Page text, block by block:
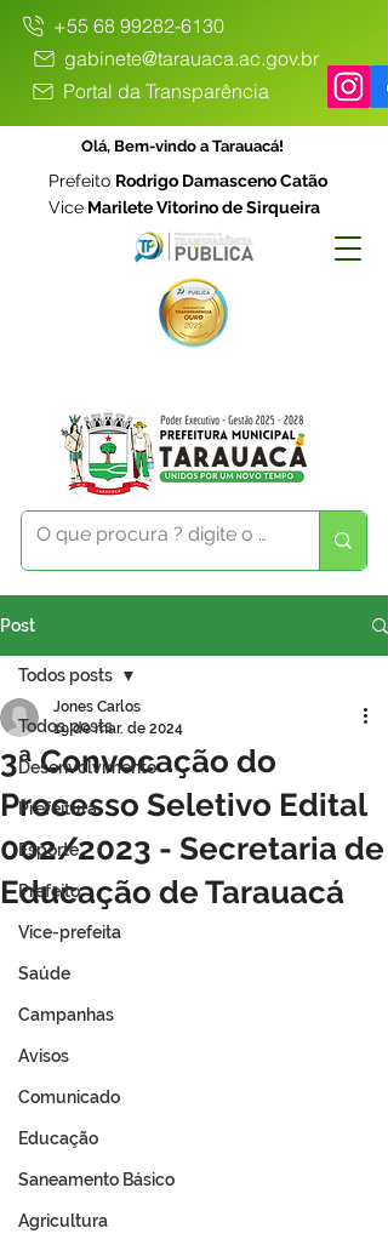
+55 68 99282-6130
gabinete@tarauaca.ac.gov.br
Portal da Transparência
Olá, Bem-vindo a Tarauacá!
Prefeito Rodrigo Damasceno Catão
Vice Marilete Vitorino de Sirqueira
Post
Todos posts
Desenvolvimento
Prefeitura
Esporte
Prefeito
Vice-prefeita
Saúde
Campanhas
Avisos
Comunicado
Educação
Saneamento Básico
Agricultura
Todos posts
3ª Convocação do
Processo Seletivo Edital
002/2023 - Secretaria de
Educação de Tarauacá
Jones Carlos
19 de mar. de 2024